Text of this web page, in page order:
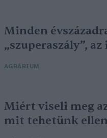
Minden
„szuperaszály”,
AGRÁRIUM
Miért viseli meg
mit tehetünk